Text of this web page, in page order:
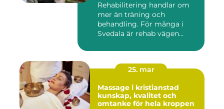
Rehabilitering handlar om
mer än träning och
behandling. För många i
Svedala är rehab vägen
25. mar
Massage i kristianstad
kunskap, kvalitet och
omtanke för hela kroppen